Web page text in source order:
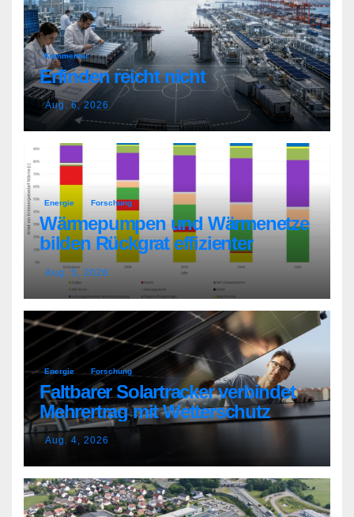
Kommentar
Erfinden reicht nicht
Aug. 6, 2026
Energie Forschung
Wärmepumpen und Wärmenetze
bilden Rückgrat effizienter
Wärmeversorgung
Aug. 5, 2026
Energie Forschung
Faltbarer Solartracker verbindet
Mehrertrag mit Wetterschutz
Aug. 4, 2026